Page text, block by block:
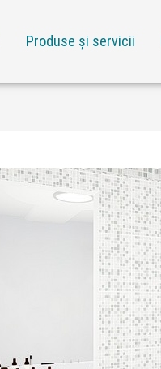
Produse și servicii